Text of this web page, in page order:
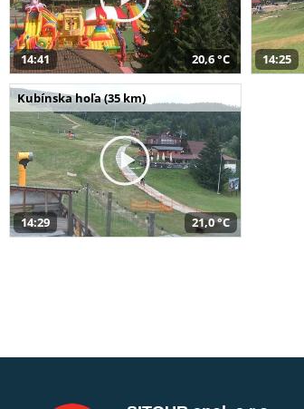
14:41 20,6 °C 14:25
Kubínska hoľa (35 km)
14:29 21,0 °C